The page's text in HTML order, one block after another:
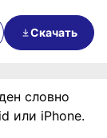
Скачать
словно
или iPhone.